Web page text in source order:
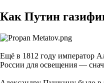
Как Путин
Ещё в 1812 году император
России для освещения —